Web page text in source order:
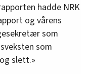
hadde NRK
og vårens
som
som
slett.»